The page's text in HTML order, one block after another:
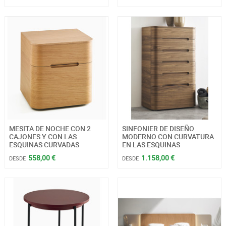
MESITA DE NOCHE CON 2
CAJONES Y CON LAS
ESQUINAS CURVADAS
DESDE 558,00 €
SINFONIER DE DISEÑO
MODERNO CON CURVATURA
EN LAS ESQUINAS
DESDE 1.158,00 €